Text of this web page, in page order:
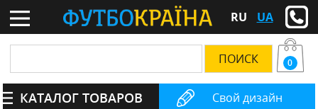
RU UA
Свой дизайн
0
КАТАЛОГ ТОВАРОВ